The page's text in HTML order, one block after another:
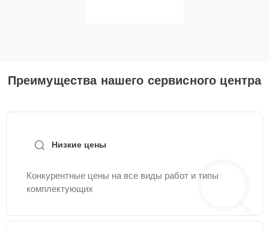
Преимущества нашего сервисного центра
Низкие цены
Конкурентные цены на все виды работ и типы
комплектующих